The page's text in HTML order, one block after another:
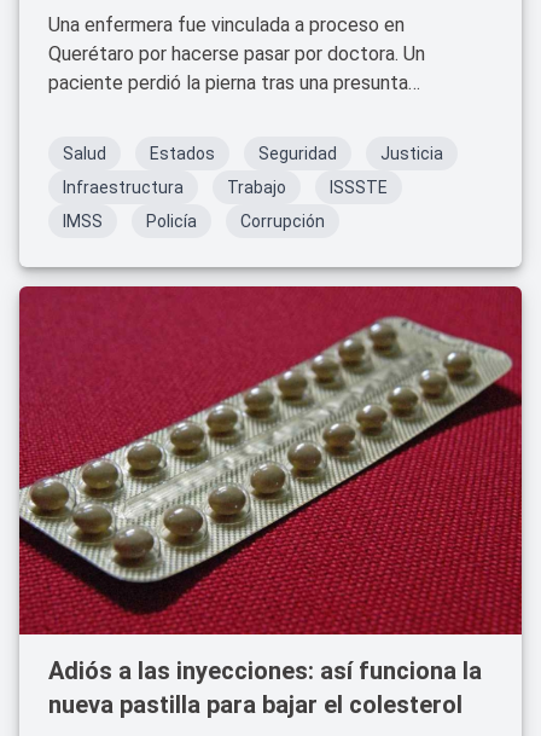
Una enfermera fue vinculada a proceso en
Querétaro por hacerse pasar por doctora. Un
paciente perdió la pierna tras una presunta
Salud Estados Seguridad
Justicia
Infraestructura
Trabajo
ISSSTE
IMSS
Policía Corrupción
Adiós a las inyecciones: así funciona la
nueva pastilla para bajar el colesterol